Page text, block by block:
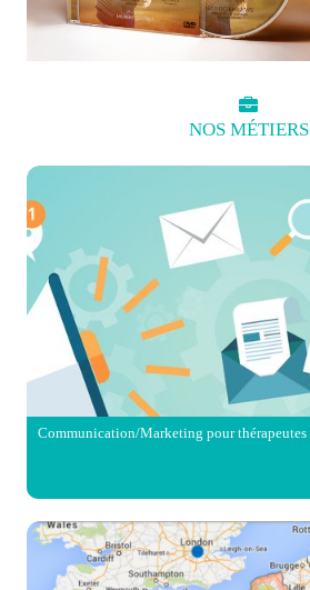
NOS MÉTIERS
Communication/Marketing pour thérapeutes